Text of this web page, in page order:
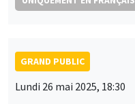
GRAND PUBLIC
Lundi 26 mai 2025, 18:30